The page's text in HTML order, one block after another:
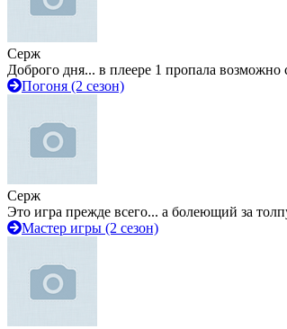
Серж
Доброго дня... в плеере 1 пропала возможно
Погоня (2 сезон)
Серж
Это игра прежде всего... а болеющий за
Мастер игры (2 сезон)